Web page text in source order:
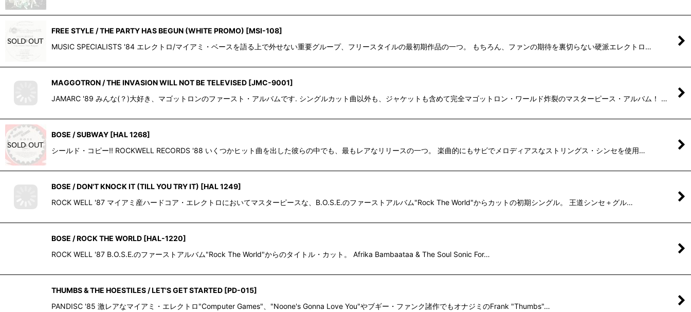
FREE STYLE / THE PARTY HAS BEGUN (WHITE PROMO) [MSI-108]
MUSIC SPECIALISTS '84 エレクトロ/マイアミ・ベースを語る上で外せない重要グループ、フリースタイルの最初期作品の一つ。 もちろん、ファンの期待を裏切らない硬派エレクトロ…
MAGGOTRON / THE INVASION WILL NOT BE TELEVISED [JMC-9001]
JAMARC '89 みんな(？)大好き、マゴットロンのファースト・アルバムです. シングルカット曲以外も、ジャケットも含めて完全マゴットロン・ワールド炸裂のマスターピース・アルバム！ …
BOSE / SUBWAY [HAL 1268]
シールド・コピー!! ROCKWELL RECORDS '88 いくつかヒット曲を出した彼らの中でも、最もレアなリリースの一つ。 楽曲的にもサビでメロディアスなストリングス・シンセを使用…
BOSE / DON'T KNOCK IT (TILL YOU TRY IT) [HAL 1249]
ROCK WELL '87 マイアミ産ハードコア・エレクトロにおいてマスターピースな、B.O.S.E.のファーストアルバム"Rock The World"からカットの初期シングル。 王道シンセ＋グル…
BOSE / ROCK THE WORLD [HAL-1220]
ROCK WELL '87 B.O.S.E.のファーストアルバム"Rock The World"からのタイトル・カット。 Afrika Bambaataa & The Soul Sonic For…
THUMBS & THE HOESTILES / LET'S GET STARTED [PD-015]
PANDISC '85 激レアなマイアミ・エレクトロ"Computer Games"、"Noone's Gonna Love You"やブギー・ファンク諸作でもオナジミのFrank "Thumbs"…